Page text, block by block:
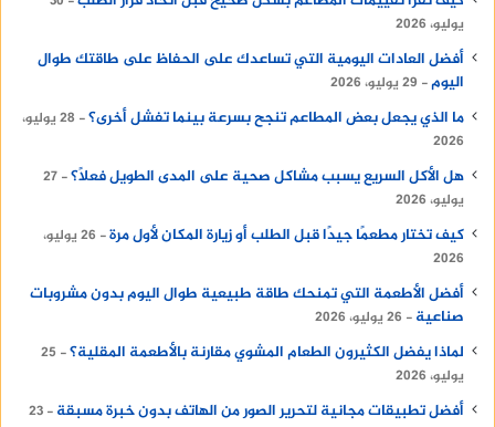
نصائح عند شراء كراسي بلاستيك
بالجملة
قبل اتخاذ قرار الشراء، يجب التأكد من جودة المواد التي
يتم تصنيع الكراسى منها، الكراسى البلاستيك الجيدة
تكون مصممة لتكون متينة وتدوم لفترة طويلة.
ينصح دائمًا بمقارنة أسعار كراسى البلاستيك بين
مختلف الموردين والمتاجر للحصول على أفضل
صفقة ممكنة.
تأكد من اختيار الكراسى التي تناسب ديكور المكان
واستخداماته، وهناك العديد من التصاميم التي
يمكن أن تتناسب مع ديكور المنزل أو تصميم
يوليو، 2026
أفضل العادات اليومية التي تساعدك على الحفاظ على طاقتك طوال
اليوم
29 يوليو، 2026
ما الذي يجعل بعض المطاعم تنجح بسرعة بينما تفشل أخرى؟
28 يوليو،
2026
هل الأكل السريع يسبب مشاكل صحية على المدى الطويل فعلًا؟ 27
يوليو، 2026
كيف تختار مطعمًا جيدًا قبل الطلب أو زيارة المكان لأول مرة
26 يوليو،
2026
أفضل الأطعمة التي تمنحك طاقة طبيعية طوال اليوم بدون مشروبات
صناعية
26 يوليو، 2026
لماذا يفضل الكثيرون الطعام المشوي مقارنة بالأطعمة المقلية؟
25
يوليو، 2026
أفضل تطبيقات مجانية لتحرير الصور من الهاتف بدون خبرة مسبقة
23